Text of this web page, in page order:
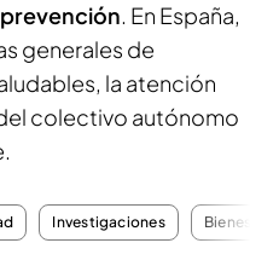
. En España,
generales de
la atención
colectivo autónomo
Investigaciones Bienestar